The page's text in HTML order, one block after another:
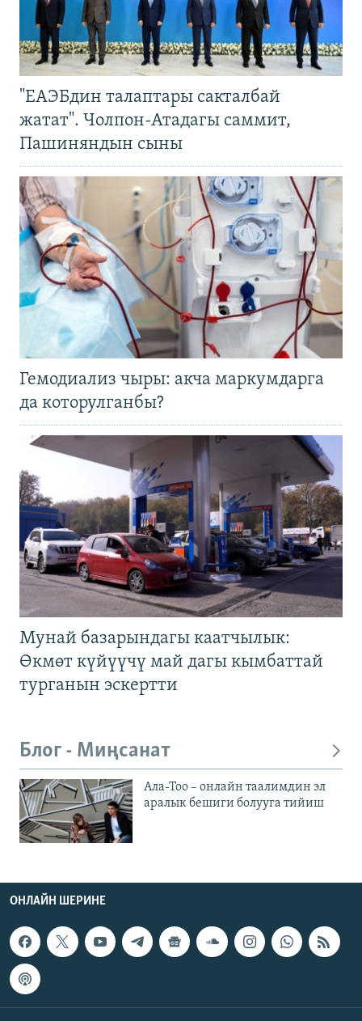
"ЕАЭБдин талаптары сакталбай
жатат". Чолпон-Атадагы саммит,
Пашиняндын сыны
Гемодиализ чыры: акча маркумдарга
да которулганбы?
Мунай базарындагы каатчылык:
Өкмөт күйүүчү май дагы кымбаттай
турганын эскертти
Блог - Миңсанат
Ала-Тоо – онлайн таалимдин эл
аралык бешиги болууга тийиш
ОНЛАЙН ШЕРИНЕ